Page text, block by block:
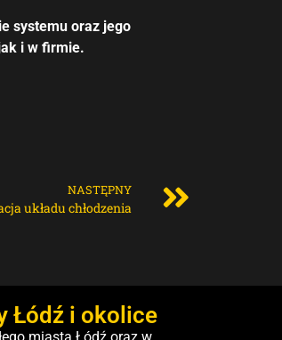
systemu oraz jego
i w firmie.
NASTĘPNY
układu chłodzenia
Łódź i okolice